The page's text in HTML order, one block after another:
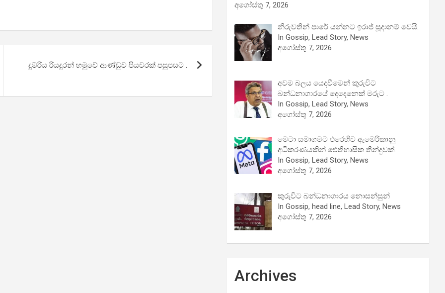
දුම්රිය රියදුරන් හමුවේ ආණ්ඩුව පියවරක් පසුපසට .
අගෝස්තු 7, 2026
නිරුවතින් පාරේ යන්නට ඉරාජ් සූදානම් වෙයි.
In Gossip, Lead Story, News
අගෝස්තු 7, 2026
අවම බලය යෙදවීමෙන් කුරුවිට
බන්ධනාගාරයේ දෙදෙනෙක් මරුට .
In Gossip, Lead Story, News
අගෝස්තු 7, 2026
මෙටා සමාගමට එරෙහිව ඇමෙරිකානු
අධිකරණයකින් ඓතිහාසික තීන්දුවක්.
In Gossip, Lead Story, News
අගෝස්තු 7, 2026
කුරුවිට බන්ධනාගාරය නොසන්සුන්
In Gossip, head line, Lead Story, News
අගෝස්තු 7, 2026
Archives